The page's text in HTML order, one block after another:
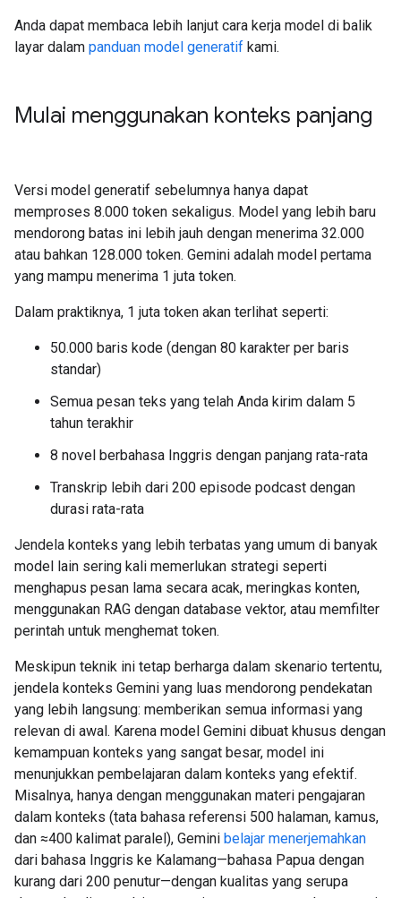
Anda dapat membaca lebih lanjut cara kerja model di balik
layar dalam panduan model generatif kami.
Mulai menggunakan konteks panjang
Versi model generatif sebelumnya hanya dapat
memproses 8.000 token sekaligus. Model yang lebih baru
mendorong batas ini lebih jauh dengan menerima 32.000
atau bahkan 128.000 token. Gemini adalah model pertama
yang mampu menerima 1 juta token.
Dalam praktiknya, 1 juta token akan terlihat seperti:
50.000 baris kode (dengan 80 karakter per baris
standar)
Semua pesan teks yang telah Anda kirim dalam 5
tahun terakhir
8 novel berbahasa Inggris dengan panjang rata-rata
Transkrip lebih dari 200 episode podcast dengan
durasi rata-rata
Jendela konteks yang lebih terbatas yang umum di banyak
model lain sering kali memerlukan strategi seperti
menghapus pesan lama secara acak, meringkas konten,
menggunakan RAG dengan database vektor, atau memfilter
perintah untuk menghemat token.
Meskipun teknik ini tetap berharga dalam skenario tertentu,
jendela konteks Gemini yang luas mendorong pendekatan
yang lebih langsung: memberikan semua informasi yang
relevan di awal. Karena model Gemini dibuat khusus dengan
kemampuan konteks yang sangat besar, model ini
menunjukkan pembelajaran dalam konteks yang efektif.
Misalnya, hanya dengan menggunakan materi pengajaran
dalam konteks (tata bahasa referensi 500 halaman, kamus,
dan ≈400 kalimat paralel), Gemini belajar menerjemahkan
dari bahasa Inggris ke Kalamang—bahasa Papua dengan
kurang dari 200 penutur—dengan kualitas yang serupa